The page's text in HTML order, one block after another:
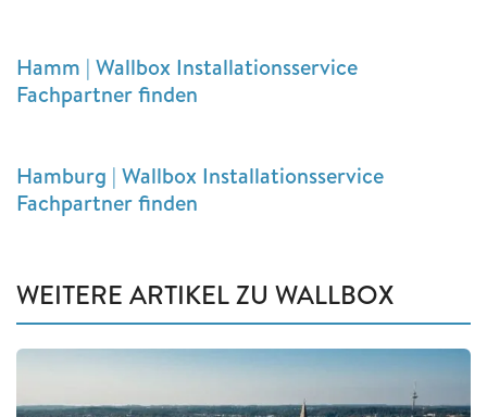
Hamm | Wallbox Installationsservice
Fachpartner finden
Hamburg | Wallbox Installationsservice
Fachpartner finden
WEITERE ARTIKEL ZU WALLBOX